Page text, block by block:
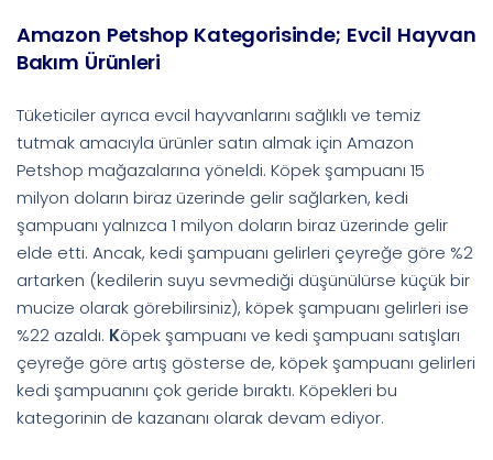
Amazon Petshop Kategorisinde; Evcil Hayvan
Bakım Ürünleri
Tüketiciler ayrıca evcil hayvanlarını sağlıklı ve temiz
tutmak amacıyla ürünler satın almak için Amazon
Petshop mağazalarına yöneldi. Köpek şampuanı 15
milyon doların biraz üzerinde gelir sağlarken, kedi
şampuanı yalnızca 1 milyon doların biraz üzerinde gelir
elde etti. Ancak, kedi şampuanı gelirleri çeyreğe göre %2
artarken (kedilerin suyu sevmediği düşünülürse küçük bir
mucize olarak görebilirsiniz), köpek şampuanı gelirleri ise
%22 azaldı. Köpek şampuanı ve kedi şampuanı satışları
çeyreğe göre artış gösterse de, köpek şampuanı gelirleri
kedi şampuanını çok geride bıraktı. Köpekleri bu
kategorinin de kazananı olarak devam ediyor.